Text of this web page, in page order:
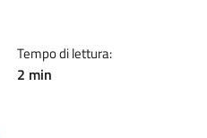
Tempo di lettura:
2 min